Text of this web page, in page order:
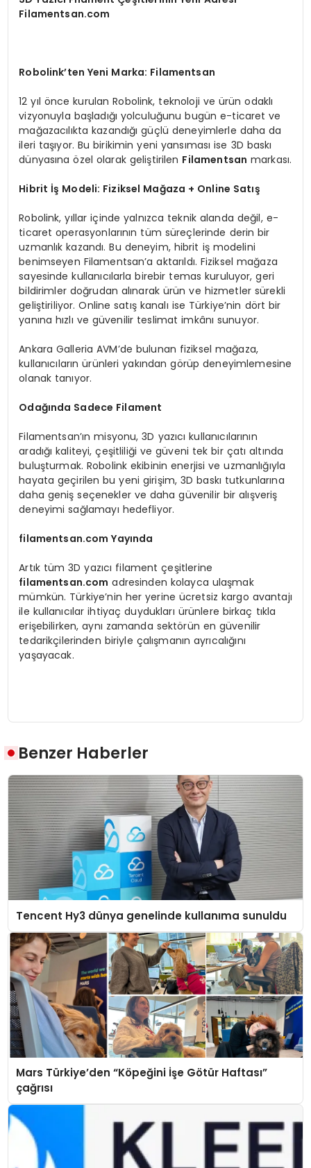
Filamentsan.com
Robolink’ten Yeni Marka: Filamentsan
12 yıl önce kurulan Robolink, teknoloji ve ürün odaklı
vizyonuyla başladığı yolculuğunu bugün e-ticaret ve
mağazacılıkta kazandığı güçlü deneyimlerle daha da
ileri taşıyor. Bu birikimin yeni yansıması ise 3D baskı
dünyasına özel olarak geliştirilen Filamentsan markası.
Hibrit İş Modeli: Fiziksel Mağaza + Online Satış
Robolink, yıllar içinde yalnızca teknik alanda değil, e-
ticaret operasyonlarının tüm süreçlerinde derin bir
uzmanlık kazandı. Bu deneyim, hibrit iş modelini
benimseyen Filamentsan’a aktarıldı. Fiziksel mağaza
sayesinde kullanıcılarla birebir temas kuruluyor, geri
bildirimler doğrudan alınarak ürün ve hizmetler sürekli
geliştiriliyor. Online satış kanalı ise Türkiye’nin dört bir
yanına hızlı ve güvenilir teslimat imkânı sunuyor.
Ankara Galleria AVM’de bulunan fiziksel mağaza,
kullanıcıların ürünleri yakından görüp deneyimlemesine
olanak tanıyor.
Odağında Sadece Filament
Filamentsan’ın misyonu, 3D yazıcı kullanıcılarının
aradığı kaliteyi, çeşitliliği ve güveni tek bir çatı altında
buluşturmak. Robolink ekibinin enerjisi ve uzmanlığıyla
hayata geçirilen bu yeni girişim, 3D baskı tutkunlarına
daha geniş seçenekler ve daha güvenilir bir alışveriş
deneyimi sağlamayı hedefliyor.
filamentsan.com Yayında
Artık tüm 3D yazıcı filament çeşitlerine
filamentsan.com adresinden kolayca ulaşmak
mümkün. Türkiye’nin her yerine ücretsiz kargo avantajı
ile kullanıcılar ihtiyaç duydukları ürünlere birkaç tıkla
erişebilirken, aynı zamanda sektörün en güvenilir
tedarikçilerinden biriyle çalışmanın ayrıcalığını
yaşayacak.
Benzer Haberler
Tencent Hy3 dünya genelinde kullanıma sunuldu
Mars Türkiye’den “Köpeğini İşe Götür Haftası”
çağrısı